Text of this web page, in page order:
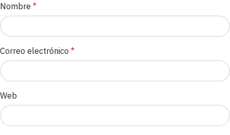
Nombre *
Correo electrónico *
Web